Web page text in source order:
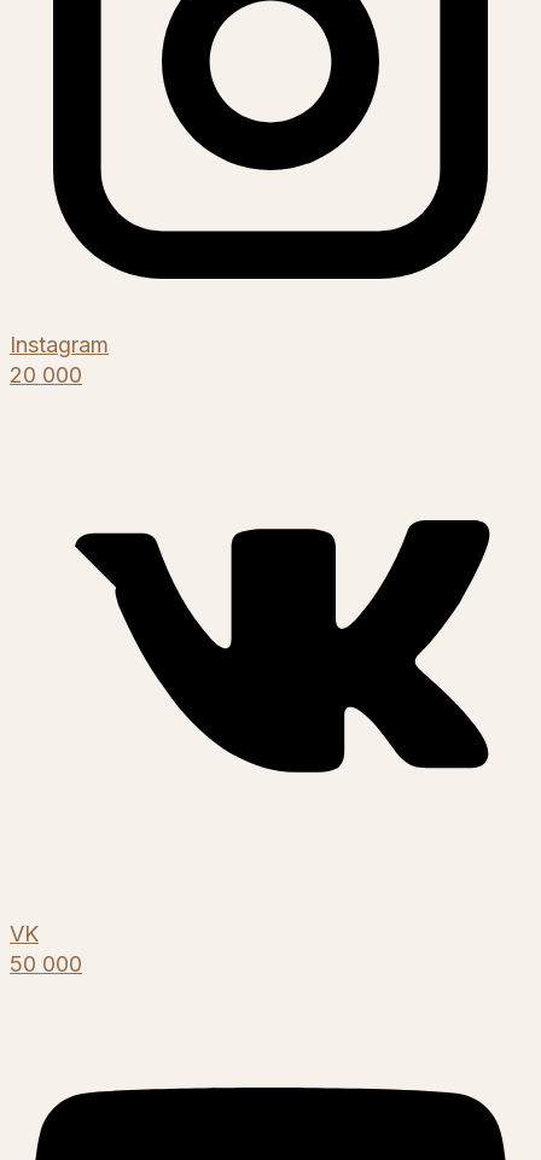
Instagram
20 000
VK
50 000